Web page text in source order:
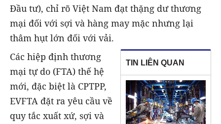
Đầu tư), chỉ rõ Việt Nam đạt thặng dư thương
mại đối với sợi và hàng may mặc nhưng lại
thâm hụt lớn đối với vải.
TIN LIÊN QUAN
Các hiệp định thương
mại tự do (FTA) thế hệ
mới, đặc biệt là CPTPP,
EVFTA đặt ra yêu cầu về
quy tắc xuất xứ, sợi và